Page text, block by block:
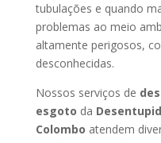
tubulações e quando
problemas ao meio
altamente perigosos,
desconhecidas.
Nossos serviços de
esgoto da
Colombo atendem